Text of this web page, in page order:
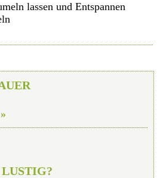
lassen und Entspannen